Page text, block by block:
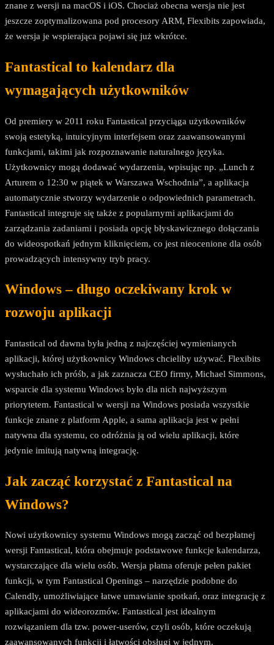
znane z wersji na macOS i iOS. Chociaż obecna wersja nie jest
jeszcze zoptymalizowana pod procesory ARM, Flexibits zapowiada,
że wersja je wspierająca pojawi się już wkrótce.
Fantastical to kalendarz dla
wymagających użytkowników
Od premiery w 2011 roku Fantastical przyciąga użytkowników
swoją estetyką, intuicyjnym interfejsem oraz zaawansowanymi
funkcjami, takimi jak rozpoznawanie naturalnego języka.
Użytkownicy mogą dodawać wydarzenia, wpisując np. „Lunch z
Arturem o 12:30 w piątek w Warszawa Wschodnia”, a aplikacja
automatycznie stworzy wydarzenie o odpowiednich parametrach.
Fantastical integruje się także z popularnymi aplikacjami do
zarządzania zadaniami i posiada opcję błyskawicznego dołączania
do wideospotkań jednym kliknięciem, co jest nieocenione dla osób
prowadzących intensywny tryb pracy.
Windows – długo oczekiwany krok w
rozwoju aplikacji
Fantastical od dawna była jedną z najczęściej wymienianych
aplikacji, której użytkownicy Windows chcieliby używać. Flexibits
wysłuchało ich próśb, a jak zaznacza CEO firmy, Michael Simmons,
wsparcie dla systemu Windows było dla nich najwyższym
priorytetem. Fantastical w wersji na Windows posiada wszystkie
funkcje znane z platform Apple, a sama aplikacja jest w pełni
natywna dla systemu, co odróżnia ją od wielu aplikacji, które
jedynie imitują natywną integrację.
Jak zacząć korzystać z Fantastical na
Windows?
Nowi użytkownicy systemu Windows mogą zacząć od bezpłatnej
wersji Fantastical, która obejmuje podstawowe funkcje kalendarza,
wystarczające dla wielu osób. Wersja płatna oferuje pełen pakiet
funkcji, w tym Fantastical Openings – narzędzie podobne do
Calendly, umożliwiające łatwe umawianie spotkań, oraz integrację z
aplikacjami do wideorozmów. Fantastical jest idealnym
rozwiązaniem dla tzw. power-userów, czyli osób, które oczekują
zaawansowanych funkcji i łatwości obsługi w jednym.